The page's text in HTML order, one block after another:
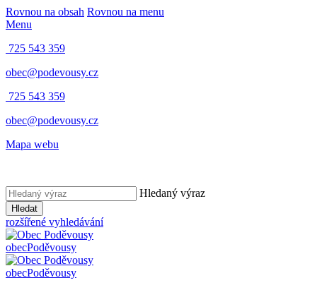
Rovnou na obsah Rovnou na menu
Menu
725 543 359
obec@podevousy.cz
725 543 359
obec@podevousy.cz
Mapa webu
Hledaný výraz
Hledat
rozšířené vyhledávání
obecPoděvousy
obecPoděvousy